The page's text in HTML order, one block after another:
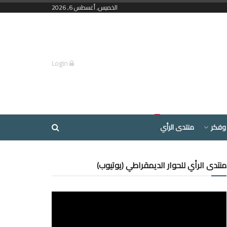
الخميس, أغسطس 6, 2026
منتدى الرأي
منتدى الرأي للحوار الديمقراطي (يوتيوب)